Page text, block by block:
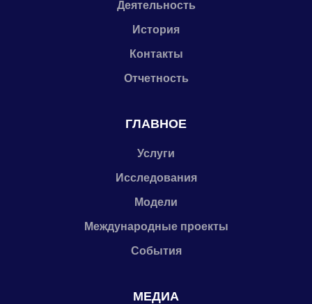
Деятельность
История
Контакты
Отчетность
ГЛАВНОЕ
Услуги
Исследования
Модели
Международные проекты
События
МЕДИА